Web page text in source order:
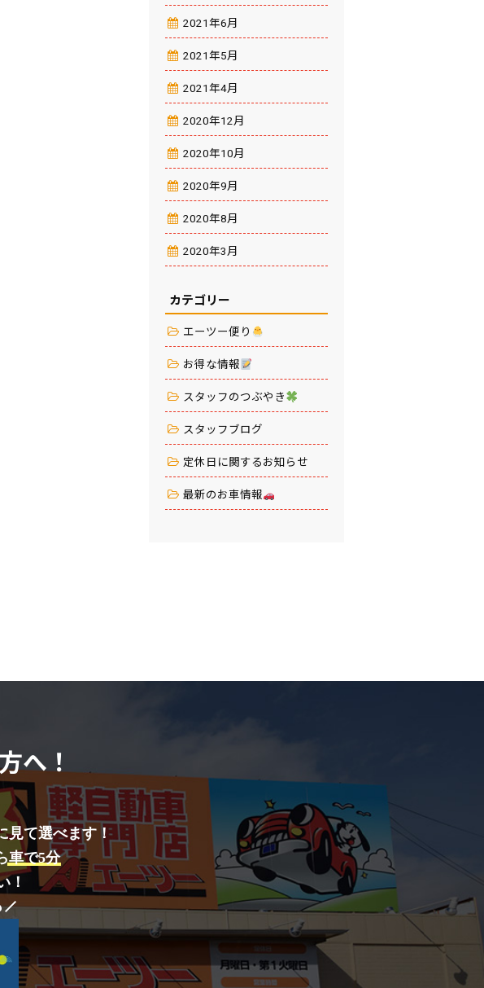
2021年6月
2021年5月
2021年4月
2020年12月
2020年10月
2020年9月
2020年8月
2020年3月
カテゴリー
エーツー便り
お得な情報
スタッフのつぶやき
スタッフブログ
定休日に関するお知らせ
最新のお車情報
へ！
見て選べます！
車で5分
！